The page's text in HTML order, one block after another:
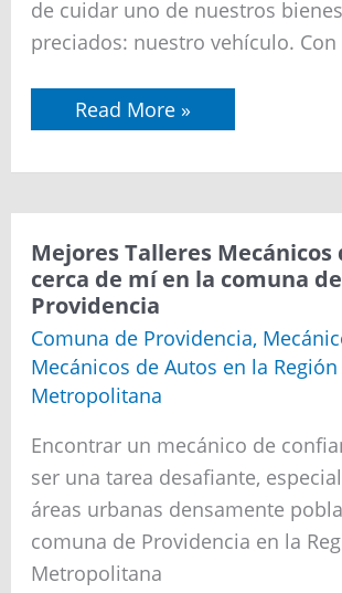
de cuidar uno de nuestros
preciados: nuestro vehículo. Con
Navia
Read More »
Mejores Talleres Mecánicos
cerca de mí en la comuna de
Providencia
Comuna de Providencia,
Mecánicos de Autos en la Región
Metropolitana
Encontrar un mecánico de
ser una tarea desafiante,
áreas urbanas densamente
comuna de Providencia en la
Metropolitana
Mejores
Talleres
Mecánicos
de
autos
cerca
de
mí
en
comuna
de
Providencia